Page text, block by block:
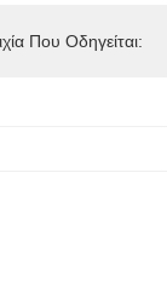
Που Οδηγείται: